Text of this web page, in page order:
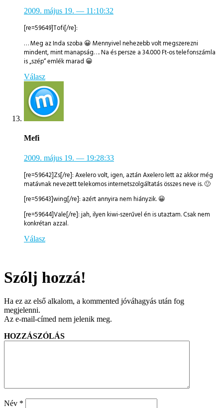
2009. május 19. — 11:10:32
[re=59649]Tofi[/re]:
… Meg az Inda szoba 😀 Mennyivel nehezebb volt megszerezni
mindent, mint manapság…. Na és persze a 34.000 Ft-os telefonszámla
is „szép“ emlék marad 😀
Válasz
Mefi
2009. május 19. — 19:28:33
[re=59642]Zs[/re]: Axelero volt, igen, aztán Axelero lett az akkor még
matávnak nevezett telekomos internetszolgáltatás összes neve is. 🙂
[re=59643]wing[/re]: azért annyira nem hiányzik. 😀
[re=59644]Vale[/re]: jah, ilyen kiwi-szerűvel én is utaztam. Csak nem
konkrétan azzal.
Válasz
Szólj hozzá!
Ha ez az első alkalom, a kommented jóváhagyás után fog
megjelenni.
Az e-mail-címed nem jelenik meg.
HOZZÁSZÓLÁS
Név *